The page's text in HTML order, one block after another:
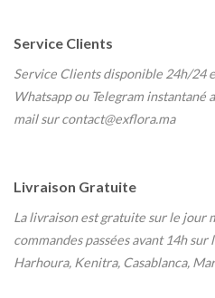
Service Clients
Service Clients disponible 24h/24
Whatsapp ou Telegram instantané
mail sur contact@exflora.ma
Livraison Gratuite
La livraison est gratuite sur le jour
commandes passées avant 14h sur
Harhoura, Kenitra, Casablanca,